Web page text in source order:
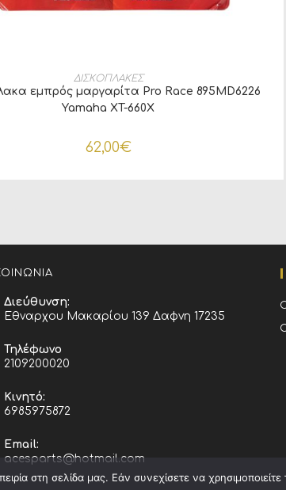
ΠΡΟΣΘΉΚΗ ΣΤΟ ΚΑΛΆΘΙ
ΔΙΣΚΟΠΛΑΚΕΣ
εμπρός μαργαρίτα Pro Race 895MD6226
Yamaha XT-660Χ
62,00€
Διεύθυνση:
Εθναρχου Μακαρίου 139 Δαφνη 17235
Τηλέφωνο
2109200020
Κινητό:
6985975872
Email:
acesparts@hotmail.com
στη σελίδα μας. Εάν συνεχίσετε να